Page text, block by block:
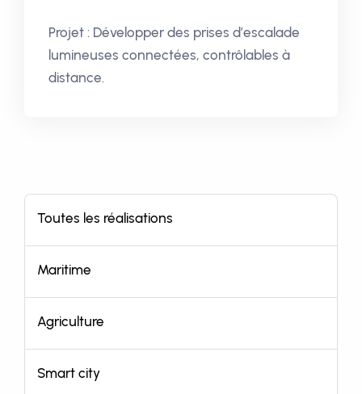
Toutes les réalisations
Maritime
Agriculture
Smart city
Projet : Développer des prises d’escalade
lumineuses connectées, contrôlables à
distance.